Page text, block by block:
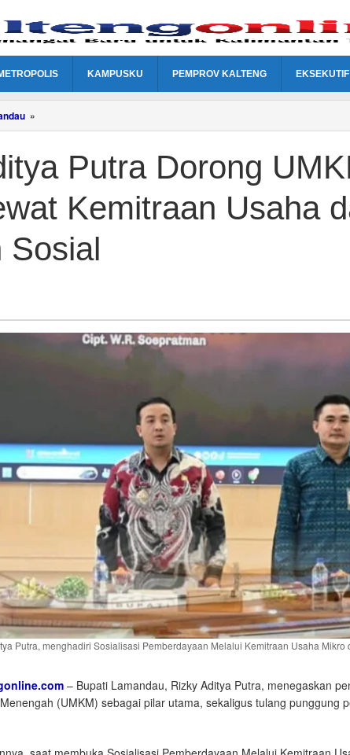
KAMPUSKU PEMPROV KALTENG EKSEKUTIF
»
Aditya
Dorong
UMKM
Kelas
Lewat
Usaha
dan
Putra Dorong
Kemitraan Usaha
Sosial
Putra, menghadiri Sosialisasi Pemberdayaan Melalui Kemitraan Usaha Mikro
– Bupati Lamandau, Rizky Aditya Putra, menegaskan
(UMKM) sebagai pilar utama, sekaligus tulang punggung